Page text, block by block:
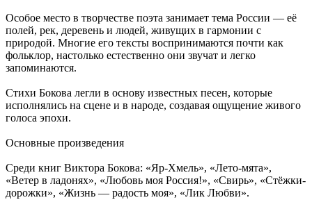
Особое место в творчестве поэта занимает тема России — её
полей, рек, деревень и людей, живущих в гармонии с
природой. Многие его тексты воспринимаются почти как
фольклор, настолько естественно они звучат и легко
запоминаются.
Стихи Бокова легли в основу известных песен, которые
исполнялись на сцене и в народе, создавая ощущение живого
голоса эпохи.
Основные произведения
Среди книг Виктора Бокова: «Яр-Хмель», «Лето-мята»,
«Ветер в ладонях», «Любовь моя Россия!», «Свирь», «Стёжки-
дорожки», «Жизнь — радость моя», «Лик Любви».